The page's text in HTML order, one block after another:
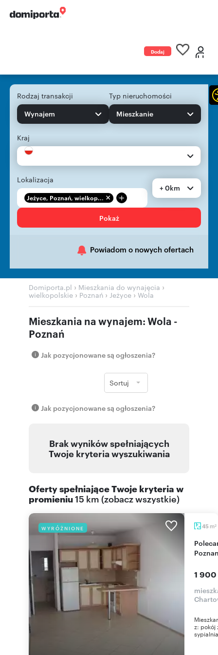
Dodaj
Rodzaj transakcji
Wynajem
Typ nieruchomości
Mieszkanie
Kraj
Lokalizacja
Jeżyce, Poznań, wielkop... +
+ 0km
Pokaż
Powiadom o nowych ofertach
Domiporta.pl › Mieszkania do wynajęcia ›
wielkopolskie › Poznań › Jeżyce › Wola
Mieszkania na wynajem: Wola -
Poznań
Jak pozycjonowane są ogłoszenia?
Sortuj
Jak pozycjonowane są ogłoszenia?
Brak wyników spełniających
Twoje kryteria wyszukiwania
Oferty spełniające Twoje kryteria w
promieniu15 km (zobacz wszystkie)
WYRÓŻNIONE 45 m2
Polecam 45 m² mieszkanie z balkonem w
1 900
z: pokój